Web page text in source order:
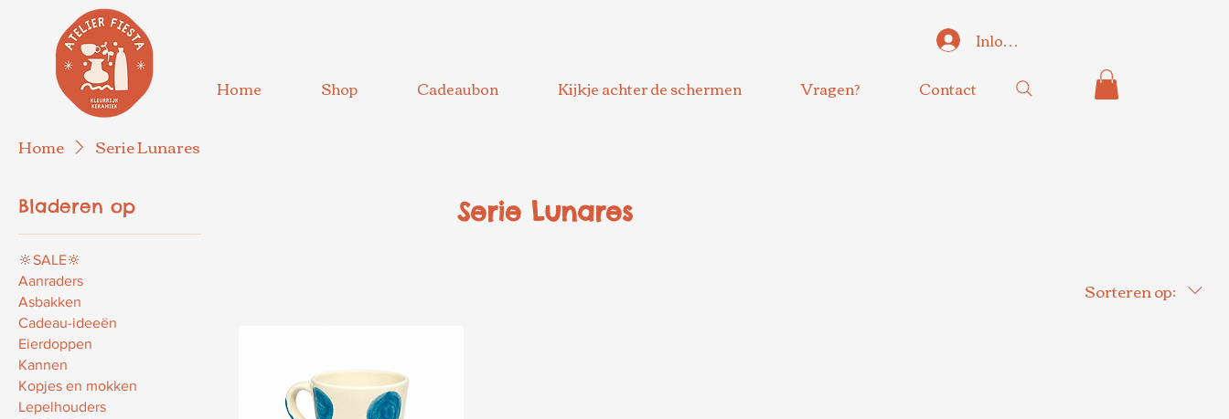
Inloggen
Home
Shop Cadeaubon Kijkje achter de schermen Vragen? Contact
Home Serie Lunares
Bladeren op
🔆SALE🔆
Aanraders
Asbakken
Cadeau-ideeën
Eierdoppen
Kannen
Kopjes en mokken
Lepelhouders
Serie Lunares
Sorteren op: